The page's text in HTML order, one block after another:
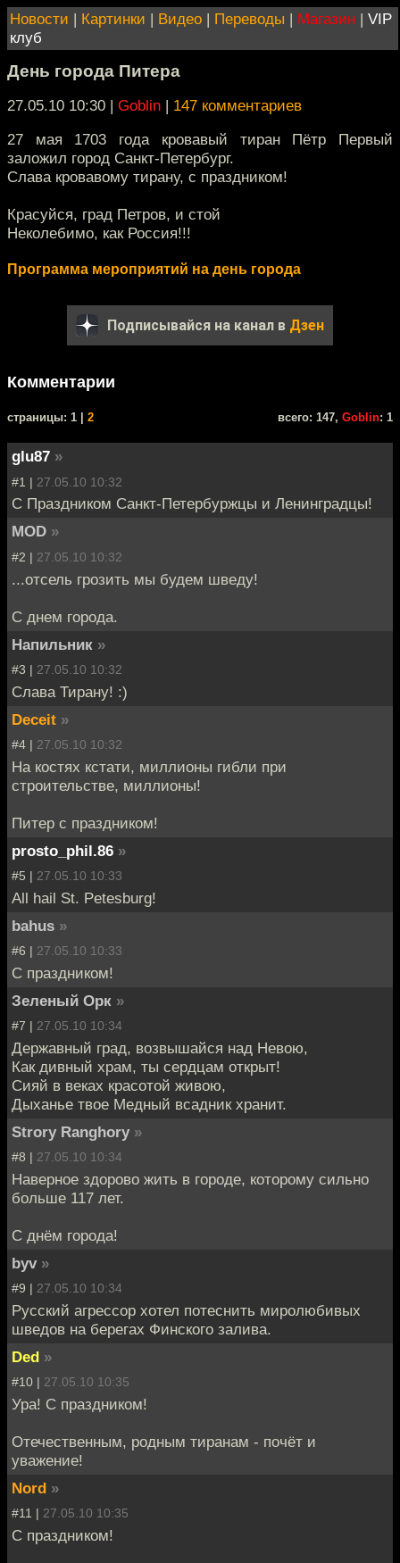
Новости | Картинки | Видео | Переводы | Магазин | VIP
клуб
День города Питера
27.05.10 10:30 | Goblin | 147 комментариев
27 мая 1703 года кровавый тиран Пётр Первый
заложил город Санкт-Петербург.
Слава кровавому тирану, с праздником!
Красуйся, град Петров, и стой
Неколебимо, как Россия!!!
Программа мероприятий на день города
Подписывайся на канал в Дзен
Комментарии
cтраницы: 1 | 2 всего: 147, Goblin: 1
glu87 »
#1 | 27.05.10 10:32
С Праздником Санкт-Петербуржцы и Ленинградцы!
MOD »
#2 | 27.05.10 10:32
...отсель грозить мы будем шведу!
С днем города.
Напильник »
#3 | 27.05.10 10:32
Слава Тирану! :)
Deceit »
#4 | 27.05.10 10:32
На костях кстати, миллионы гибли при
строительстве, миллионы!
Питер с праздником!
prosto_phil.86 »
#5 | 27.05.10 10:33
All hail St. Petesburg!
bahus »
#6 | 27.05.10 10:33
С праздником!
Зеленый Орк »
#7 | 27.05.10 10:34
Державный град, возвышайся над Невою,
Как дивный храм, ты сердцам открыт!
Сияй в веках красотой живою,
Дыханье твое Медный всадник хранит.
Strory Ranghory »
#8 | 27.05.10 10:34
Наверное здорово жить в городе, которому сильно
больше 117 лет.
С днём города!
byv »
#9 | 27.05.10 10:34
Русский агрессор хотел потеснить миролюбивых
шведов на берегах Финского залива.
Ded »
#10 | 27.05.10 10:35
Ура! С праздником!
Отечественным, родным тиранам - почёт и
уважение!
Nord »
#11 | 27.05.10 10:35
С праздником!